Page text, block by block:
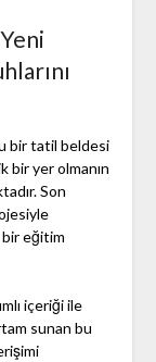
bir tatil beldesi
bir yer olmanın
Son
bir eğitim
içeriği ile
sunan bu